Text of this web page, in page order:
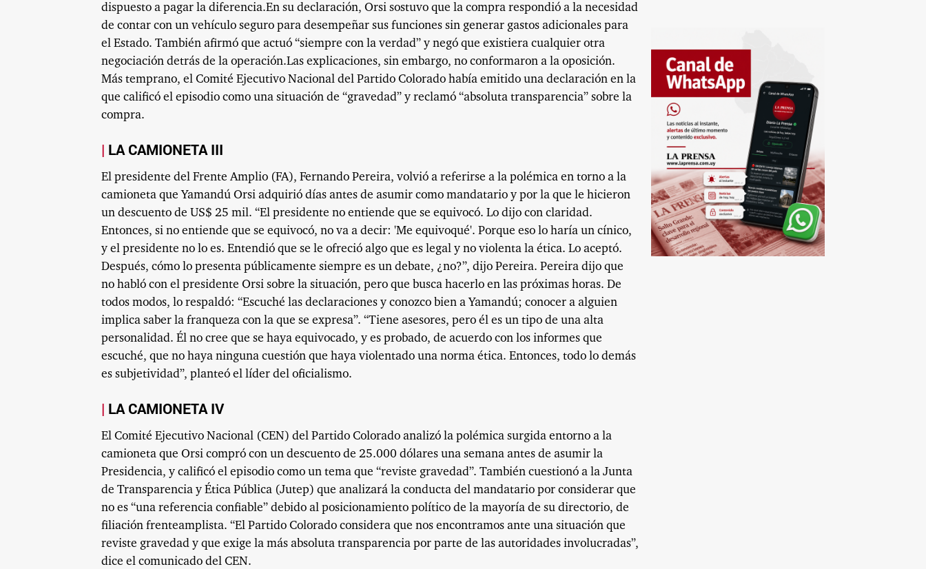
dispuesto a pagar la diferencia.En su declaración, Orsi sostuvo que la compra respondió a la necesidad
de contar con un vehículo seguro para desempeñar sus funciones sin generar gastos adicionales para
el Estado. También afirmó que actuó “siempre con la verdad” y negó que existiera cualquier otra
negociación detrás de la operación.Las explicaciones, sin embargo, no conformaron a la oposición.
Más temprano, el Comité Ejecutivo Nacional del Partido Colorado había emitido una declaración en la
que calificó el episodio como una situación de “gravedad” y reclamó “absoluta transparencia” sobre la
compra.
LA CAMIONETA III
El presidente del Frente Amplio (FA), Fernando Pereira, volvió a referirse a la polémica en torno a la
camioneta que Yamandú Orsi adquirió días antes de asumir como mandatario y por la que le hicieron
un descuento de US$ 25 mil. “El presidente no entiende que se equivocó. Lo dijo con claridad.
Entonces, si no entiende que se equivocó, no va a decir: 'Me equivoqué'. Porque eso lo haría un cínico,
y el presidente no lo es. Entendió que se le ofreció algo que es legal y no violenta la ética. Lo aceptó.
Después, cómo lo presenta públicamente siempre es un debate, ¿no?”, dijo Pereira. Pereira dijo que
no habló con el presidente Orsi sobre la situación, pero que busca hacerlo en las próximas horas. De
todos modos, lo respaldó: “Escuché las declaraciones y conozco bien a Yamandú; conocer a alguien
implica saber la franqueza con la que se expresa”. “Tiene asesores, pero él es un tipo de una alta
personalidad. Él no cree que se haya equivocado, y es probado, de acuerdo con los informes que
escuché, que no haya ninguna cuestión que haya violentado una norma ética. Entonces, todo lo demás
es subjetividad”, planteó el líder del oficialismo.
LA CAMIONETA IV
El Comité Ejecutivo Nacional (CEN) del Partido Colorado analizó la polémica surgida entorno a la
camioneta que Orsi compró con un descuento de 25.000 dólares una semana antes de asumir la
Presidencia, y calificó el episodio como un tema que “reviste gravedad”. También cuestionó a la Junta
de Transparencia y Ética Pública (Jutep) que analizará la conducta del mandatario por considerar que
no es “una referencia confiable” debido al posicionamiento político de la mayoría de su directorio, de
filiación frenteamplista. “El Partido Colorado considera que nos encontramos ante una situación que
reviste gravedad y que exige la más absoluta transparencia por parte de las autoridades involucradas”,
dice el comunicado del CEN.